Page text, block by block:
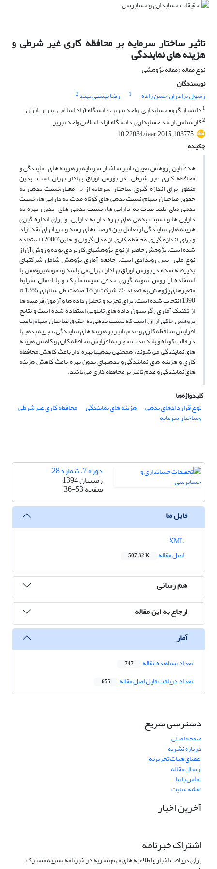
تاثیر ساختار سرمایه بر محافظه کاری غیر شرطی و
هزینه های نمایندگی
نوع مقاله : مقاله پژوهشی
نویسندگان
رسول برادران حسن زاده
1 رضا بهشتی نهند 2
1 دانشیار گروه حسابداری، واحد تبریز، دانشگاه آزاد اسلامی، تبریز، ایران
2کارشناس ارشد حسابداری،دانشگاه آزاد اسلامی واحد تبریز
10.22034/iaar.2015.103775
چکیده
هدف این پژوهش تعیین تاثیر ساختار سرمایه بر هزینه های نمایندگی و
محافظه کاری غیر شرطی در بورس اوراق بهادار تهران است. بدین
منظور برای اندازه گیری ساختار سرمایه از 5 معیار،نسبت بدهی به
حقوق صاحبان سهام،نسبت بدهی های کوتاه مدت به دارایی ها، نسبت
بدهی های بلند مدت به دارایی ها، نسبت بدهی های بدون بهره به
دارایی ها و نسبت بدهی های بهره دار به دارایی و برای اندازه گیری
هزینه های نمایندگی از تعامل بین فرصت های رشد و جریانهای نقد آزاد
و برای اندازه گیری محافظه کاری از مدل گیولی و هاین(2000) استفاده
شده است. پژوهش حاضر از نوع پژوهشهای کاربردی بوده و روش آن از
نوع علی- پس رویدادی است. جامعه آماری پژوهش شامل شرکتهای
پذیرفته شده در بورس اوراق بهادار تهران می باشد و نمونه پژوهش با
استفاده از روش نمونه گیری حذفی سیستماتیک و با اعمال شرایط
متغیرهای پژوهش به تعداد 75 شرکت از 18 صنعت طی سالهای 1385 تا
1390 انتخاب شده است. برای تجزیه و تحلیل داده ها و آزمون فرضیه ها
از تکنیک آماری رگرسیون داده های تابلویی استفاده شده است و نتایج
پژوهش حاکی از آن است که نسبت بدهی به حقوق صاحبان سهام باعث
افزایش محافظه کاری و عدم تاثیر بر هزینه های نمایندگی، تجزیه بدهیها
در قالب کوتاه و بلند مدت منجر به افزایش محافظه کاری و کاهش هزینه
های نمایندگی می شوند، همچنین بدهیها بهره دار باعث کاهش محافظه
کاری و هزینه های نمایندگی و بدهیهای بدون بهره باعث کاهش هزینه
های نمایندگی و عدم تاثیر بر محافظه کاری می باشد.
کلیدواژه‌ها
نوع قراردادهای بدهی
هزینه های نمایندگی محافظه کاری غیرشرطی
وساختار سرمایه
دوره 7، شماره 28
زمستان 1394
صفحه36-53
فایل ها
اصل مقاله
507.32 K
هم رسانی
ارجاع به این مقاله
آمار
تعداد مشاهده مقاله 747
تعداد دریافت فایل اصل مقاله 655
دسترسی سریع
صفحه اصلی
درباره نشریه
اعضای هیات تحریریه
ارسال مقاله
تماس با ما
نقشه سایت
آخرین اخبار
اشتراک خبرنامه
برای دریافت اخبار و اطلاعیه های مهم نشریه در خبرنامه نشریه مشترک